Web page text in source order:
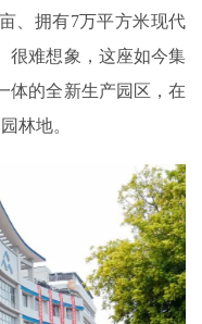
、拥有7万平方米现代
很难想象，这座如今集
体的全新生产园区，在
林地。